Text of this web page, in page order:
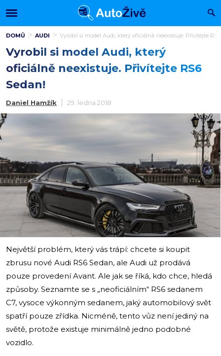
DOMŮ AUDI Vyrobil si model Audi, který oficiálně neexistuje. Přivítejte
Vyrobil si model Audi, který
oficiálně neexistuje. Přivítejte RS6
Sedan!
Daniel Hamžík 29. ledna 2018
Největší problém, který vás trápí: chcete si koupit
zbrusu nové Audi RS6 Sedan, ale Audi už prodává
pouze provedení Avant. Ale jak se říká, kdo chce, hledá
způsoby. Seznamte se s „neoficiálním“ RS6 sedanem
C7, vysoce výkonným sedanem, jaký automobilový svět
spatří pouze zřídka. Nicméně, tento vůz není jediný na
světě, protože existuje minimálně jedno podobné
vozidlo.